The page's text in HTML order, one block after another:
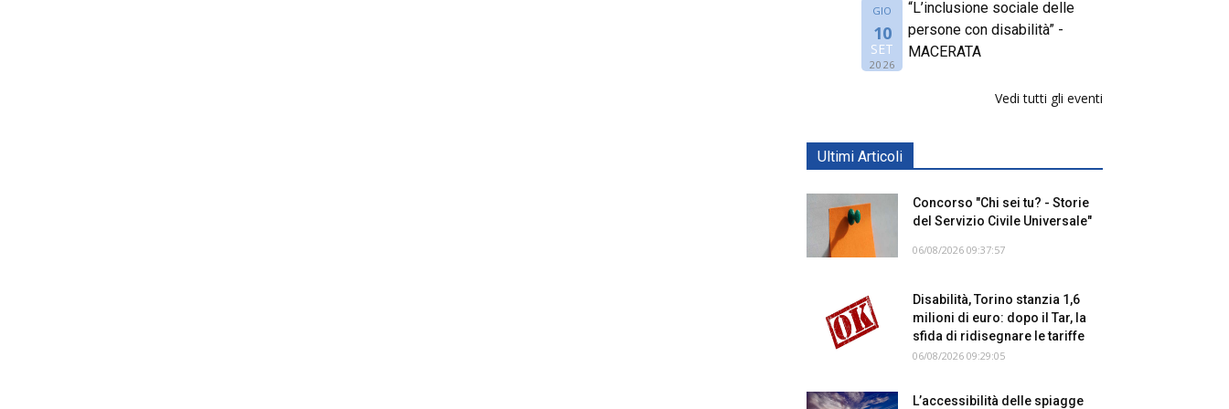
GIO
10
SET
2026
“L’inclusione sociale delle
persone con disabilità” -
MACERATA
Vedi tutti gli eventi
Ultimi Articoli
Concorso "Chi sei tu? - Storie
del Servizio Civile Universale"
06/08/2026 09:37:57
Disabilità, Torino stanzia 1,6
milioni di euro: dopo il Tar, la
sfida di ridisegnare le tariffe
06/08/2026 09:29:05
L’accessibilità delle spiagge